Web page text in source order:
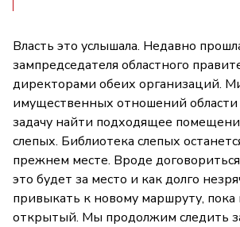
Власть это услышала. Недавно
зампредседателя областного
директорами обеих организаций.
имущественных отношений области
задачу найти подходящее
слепых. Библиотека слепых
прежнем месте. Вроде договориться
это будет за место и как долго
привыкать к новому маршруту, пока
открытый. Мы продолжим следить